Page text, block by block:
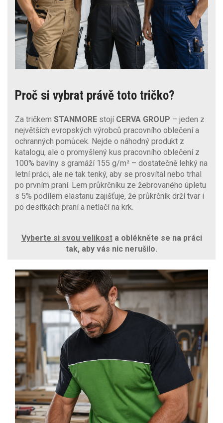
Proč si vybrat právě toto tričko?
Za tričkem STANMORE stojí CERVA GROUP – jeden z
největších evropských výrobců pracovního oblečení a
ochranných pomůcek. Nejde o náhodný produkt z
katalogu, ale o promyšlený kus pracovního oblečení z
100% bavlny s gramáží 155 g/m² – dostatečně lehký na
letní práci, ale ne tak tenký, aby se prosvítal nebo trhal
po prvním praní. Lem průkrčníku ze žebrovaného úpletu
s 5% podílem elastanu zajišťuje, že průkrčník drží tvar i
po desítkách praní a netlačí na krk.
Vyberte si svou velikosta oblékněte se na práci
tak, aby vás nic nerušilo.